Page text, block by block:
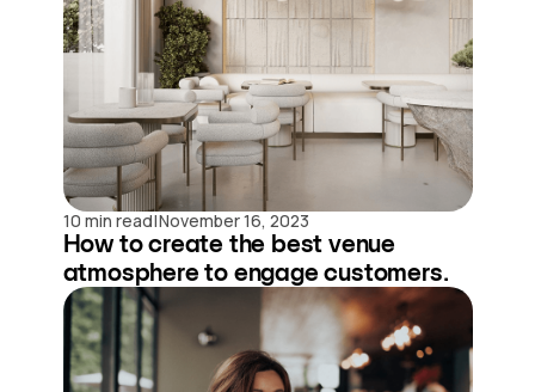
10 min read|November 16, 2023
How to create the best venue
atmosphere to engage customers.